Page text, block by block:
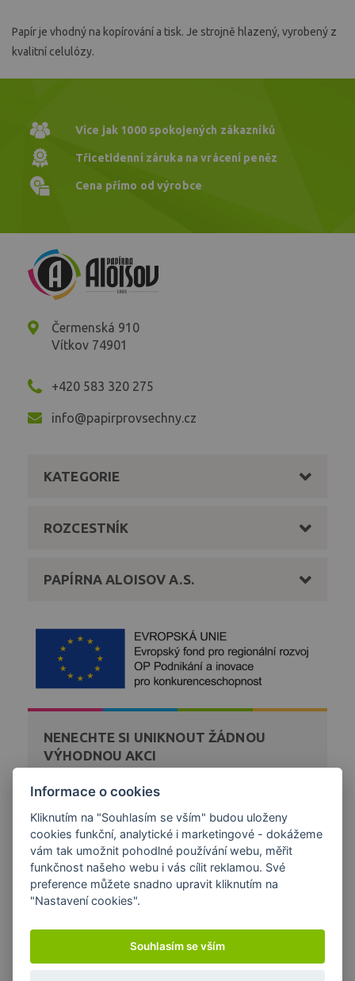
Papír je vhodný na kopírování a tisk. Je strojně hlazený, vyrobený z
kvalitní celulózy.
Více jak 1000spokojených zákazníků
Třicetidenní záruka na vrácení peněz
Cena přímo od výrobce
Čermenská 910
Vítkov 74901
+420 583 320 275
info@papirprovsechny.cz
KATEGORIE
ROZCESTNÍK
PAPÍRNA ALOISOV A.S.
NENECHTE SI UNIKNOUT ŽÁDNOU
VÝHODNOU AKCI
Zaregistrujte se k bezplatnému zasílání novinek a akcí
DÁREK K NÁKUPU
Informace o cookies
Kliknutím na "Souhlasím se vším" budou uloženy
cookies funkční, analytické i marketingové - dokážeme
vám tak umožnit pohodlné používání webu, měřit
funkčnost našeho webu i vás cílit reklamou. Své
preference můžete snadno upravit kliknutím na
"Nastavení cookies".
Souhlasím se vším